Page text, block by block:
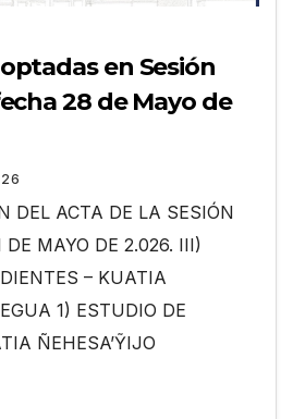
en Sesión
28 de Mayo de
DEL ACTA DE LA SESIÓN
DE MAYO DE 2.026. III)
– KUATIA
1) ESTUDIO DE
ÑEHESA’ỸIJO